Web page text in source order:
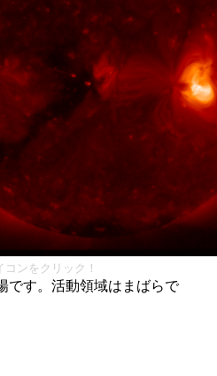
ンをクリック！
です。活動領域はまばらで